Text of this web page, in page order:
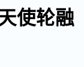
使轮融